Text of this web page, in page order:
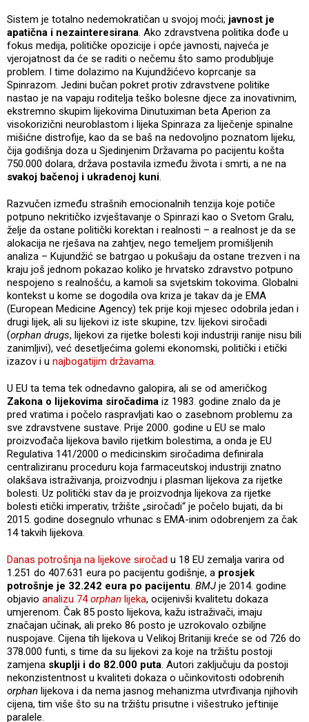
Sistem je totalno nedemokratičan u svojoj moći; javnost je
apatična i nezainteresirana. Ako zdravstvena politika dođe u
fokus medija, političke opozicije i opće javnosti, najveća je
vjerojatnost da će se raditi o nečemu što samo produbljuje
problem. I time dolazimo na Kujundžićevo koprcanje sa
Spinrazom. Jedini bučan pokret protiv zdravstvene politike
nastao je na vapaju roditelja teško bolesne djece za inovativnim,
ekstremno skupim lijekovima Dinutuximan beta Aperion za
visokorizični neuroblastom i lijeka Spinraza za liječenje spinalne
mišićne distrofije, kao da se baš na nedovoljno poznatom lijeku,
čija godišnja doza u Sjedinjenim Državama po pacijentu košta
750.000 dolara, država postavila između života i smrti, a ne na
svakoj bačenoj i ukradenoj kuni.
Razvučen između strašnih emocionalnih tenzija koje potiče
potpuno nekritičko izvještavanje o Spinrazi kao o Svetom Gralu,
želje da ostane politički korektan i realnosti – a realnost je da se
alokacija ne rješava na zahtjev, nego temeljem promišljenih
analiza – Kujundžić se batrgao u pokušaju da ostane trezven i na
kraju još jednom pokazao koliko je hrvatsko zdravstvo potpuno
nespojeno s realnošću, a kamoli sa svjetskim tokovima. Globalni
kontekst u kome se dogodila ova kriza je takav da je EMA
(European Medicine Agency) tek prije koji mjesec odobrila jedan i
drugi lijek, ali su lijekovi iz iste skupine, tzv. lijekovi siročadi
(orphan drugs, lijekovi za rijetke bolesti koji industriji ranije nisu bili
zanimljivi), već desetljećima golemi ekonomski, politički i etički
izazov i u najbogatijim državama.
U EU ta tema tek odnedavno galopira, ali se od američkog
Zakona o lijekovima siročadima iz 1983. godine znalo da je
pred vratima i počelo raspravljati kao o zasebnom problemu za
sve zdravstvene sustave. Prije 2000. godine u EU se malo
proizvođača lijekova bavilo rijetkim bolestima, a onda je EU
Regulativa 141/2000 o medicinskim siročadima definirala
centraliziranu proceduru koja farmaceutskoj industriji znatno
olakšava istraživanja, proizvodnju i plasman lijekova za rijetke
bolesti. Uz politički stav da je proizvodnja lijekova za rijetke
bolesti etički imperativ, tržište „siročadi“ je počelo bujati, da bi
2015. godine dosegnulo vrhunac s EMA-inim odobrenjem za čak
14 takvih lijekova.
Danas potrošnja na lijekove siročad u 18 EU zemalja varira od
1.251 do 407.631 eura po pacijentu godišnje, a prosjek
potrošnje je 32.242 eura po pacijentu. BMJ je 2014. godine
objavio analizu 74orphan lijeka, ocijenivši kvalitetu dokaza
umjerenom. Čak 85 posto lijekova, kažu istraživači, imaju
značajan učinak, ali preko 86 posto je uzrokovalo ozbiljne
nuspojave. Cijena tih lijekova u Velikoj Britaniji kreće se od 726 do
378.000 funti, s time da su lijekovi za koje na tržištu postoji
zamjena skuplji i do 82.000 puta. Autori zaključuju da postoji
nekonzistentnost u kvaliteti dokaza o učinkovitosti odobrenih
orphan lijekova i da nema jasnog mehanizma utvrđivanja njihovih
cijena, tim više što su na tržištu prisutne i višestruko jeftinije
paralele.